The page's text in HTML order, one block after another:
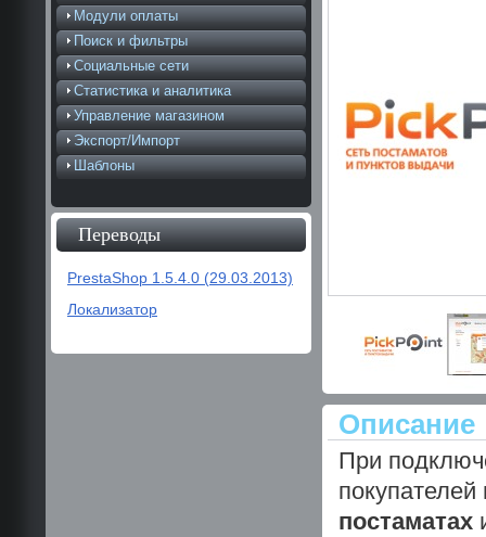
Описание
При
постаматах
Модули оплаты
Поиск и фильтры
Социальные сети
Статистика и аналитика
Управление магазином
Экспорт/Импорт
Шаблоны
Переводы
PrestaShop 1.5.4.0 (29.03.2013)
Локализатор